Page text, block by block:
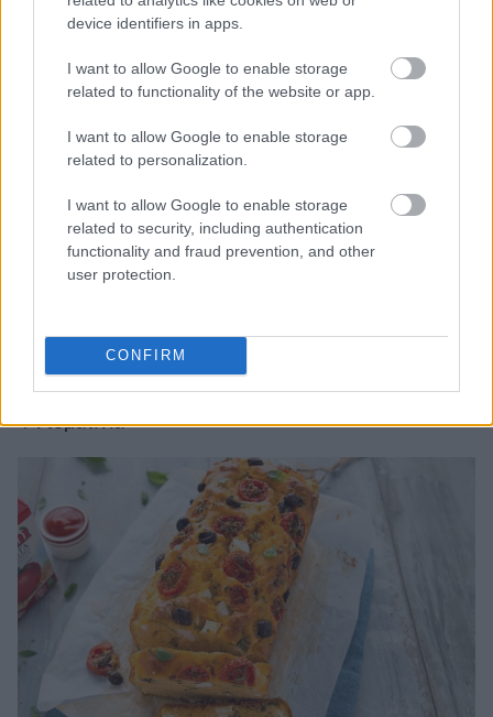
device identifiers in apps.
I want to allow Google to enable storage
related to functionality of the website or app.
I want to allow Google to enable storage
related to personalization.
I want to allow Google to enable storage
related to security, including authentication
functionality and fraud prevention, and other
user protection.
CONFIRM
1 πρέζα από άλας
4 ντοματίνια